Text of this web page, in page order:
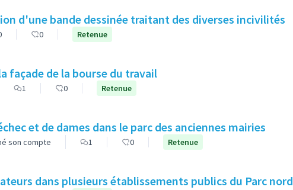
d'une bande dessinée traitant des diverses incivilités
0 Retenue
façade de la bourse du travail
1 0 Retenue
et de dames dans le parc des anciennes mairies
son compte 1 0 Retenue
dans plusieurs établissements publics du Parc nord